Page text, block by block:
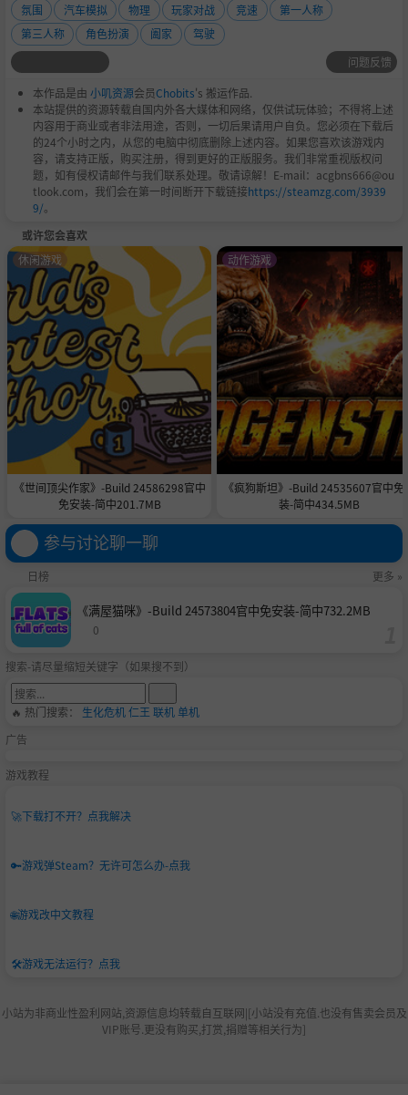
氛围
汽车模拟 物理 玩家对战 竞速
第一人称
第三人称
角色扮演 阖家
驾驶
问题反馈
本作品是由 小叽资源会员Chobits's 搬运作品.
本站提供的资源转载自国内外各大媒体和网络，仅供试玩体验；不得将上述
内容用于商业或者非法用途，否则，一切后果请用户自负。您必须在下载后
的24个小时之内，从您的电脑中彻底删除上述内容。如果您喜欢该游戏内
容，请支持正版，购买注册，得到更好的正版服务。我们非常重视版权问
题，如有侵权请邮件与我们联系处理。敬请谅解！E-mail：acgbns666@ou
tlook.com，我们会在第一时间断开下载链接https://steamzg.com/3939
9/。
或许您会喜欢
《世间顶尖作家》-Build 24586298官中
免安装-简中201.7MB
休闲游戏
《疯狗斯坦》-Build 24535607官中免
装-简中434.5MB
动作游戏
参与讨论聊一聊
日榜 更多 »
《满屋猫咪》-Build 24573804官中免安装-简中732.2MB
0
搜索-请尽量缩短关键字（如果搜不到）
🔥 热门搜索： 生化危机仁王 联机单机
广告
游戏教程
🚀下载打不开？点我解决
🔑游戏弹Steam？无许可怎么办-点我
🌐游戏改中文教程
🛠️游戏无法运行？点我
小站为非商业性盈利网站,资源信息均转载自互联网|[小站没有充值.也没有售卖会员及
VIP账号.更没有购买,打赏,捐赠等相关行为]